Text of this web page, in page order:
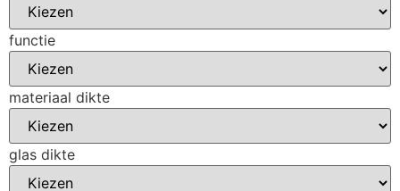
functie
materiaal dikte
glas dikte